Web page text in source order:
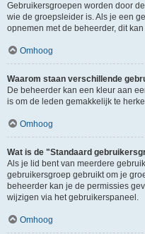
Gebruikersgroepen worden door
wie de groepsleider is. Als je een
opnemen met de beheerder, dit
Omhoog
Waarom staan verschillende
De beheerder kan een kleur aan
is om de leden gemakkelijk te
Omhoog
Wat is de "Standaard
Als je lid bent van meerdere
gebruikersgroep gebruikt om je
beheerder kan je de permissies
wijzigen via het gebruikerspaneel.
Omhoog